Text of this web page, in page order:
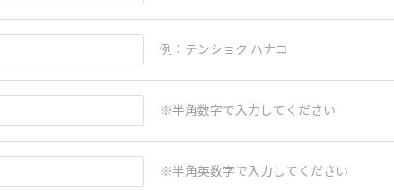
例：テンショク ハナコ
※半角数字で入力してください
※半角英数字で入力してください